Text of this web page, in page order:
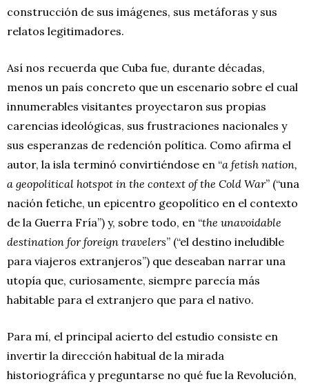
construcción de sus imágenes, sus metáforas y sus
relatos legitimadores.
Así nos recuerda que Cuba fue, durante décadas,
menos un país concreto que un escenario sobre el cual
innumerables visitantes proyectaron sus propias
carencias ideológicas, sus frustraciones nacionales y
sus esperanzas de redención política. Como afirma el
autor, la isla terminó convirtiéndose en “a fetish nation,
a geopolitical hotspot in the context of the Cold War” (“una
nación fetiche, un epicentro geopolítico en el contexto
de la Guerra Fría”) y, sobre todo, en “the unavoidable
destination for foreign travelers” (“el destino ineludible
para viajeros extranjeros”) que deseaban narrar una
utopía que, curiosamente, siempre parecía más
habitable para el extranjero que para el nativo.
Para mí, el principal acierto del estudio consiste en
invertir la dirección habitual de la mirada
historiográfica y preguntarse no qué fue la Revolución,